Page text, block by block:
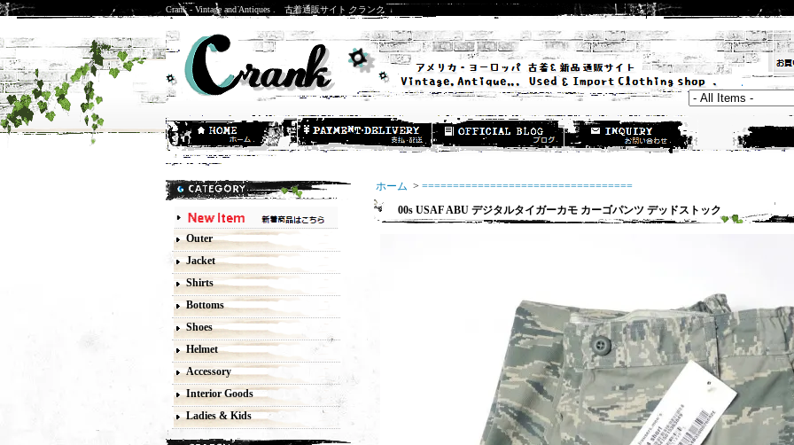
Crank - Vintage and Antiques . 古着通販サイト クランク
Outer
Jacket
Shirts
Bottoms
Shoes
Helmet
Accessory
Interior Goods
Ladies & Kids
ホーム > ==================================
00s USAF ABU デジタルタイガーカモ カーゴパンツ デッドストック